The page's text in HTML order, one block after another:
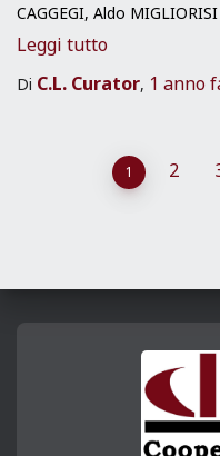
CAGGEGI, Aldo
Leggi tutto
Di C.L. Curator, 1 anno
Paginazione
1 2